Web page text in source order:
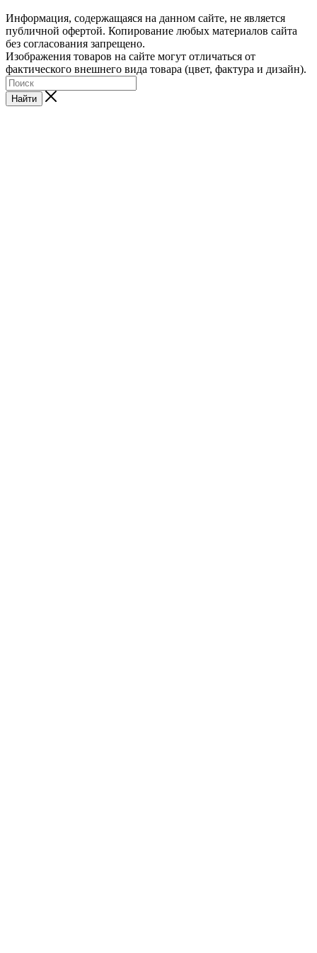
Информация, содержащаяся на данном сайте, не является
публичной офертой. Копирование любых материалов сайта
без согласования запрещено.
Изображения товаров на сайте могут отличаться от
фактического внешнего вида товара (цвет, фактура и дизайн).
Найти